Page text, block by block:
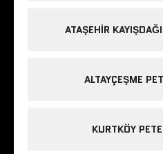
ATAŞEHIR
ALTAYÇEŞME
KURTKÖY